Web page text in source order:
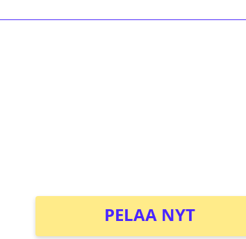
PELAA NYT